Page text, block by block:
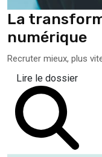
La
numérique
Recruter mieux, plus
Lire le dossier